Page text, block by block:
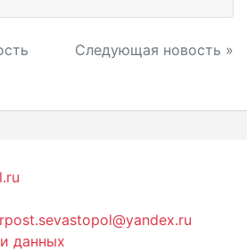
Следующая новость »
данных